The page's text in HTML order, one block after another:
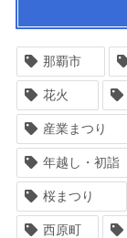
那覇市
花火
産業まつり
年越し・初詣
桜まつり
西原町